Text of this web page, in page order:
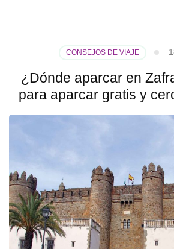
CONSEJOS DE VIAJE
¿Dónde aparcar en
para aparcar gratis y